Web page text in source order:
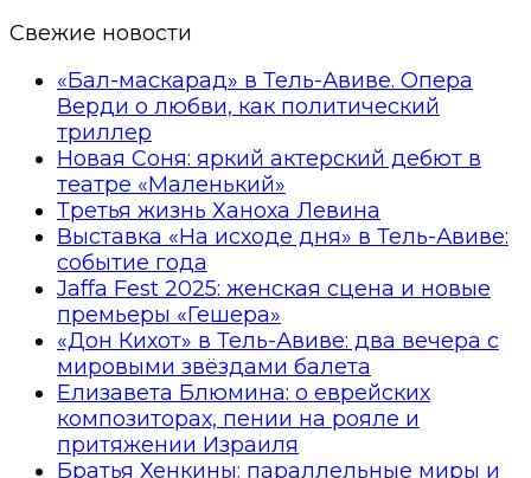
Свежие новости
«Бал-маскарад» в Тель-Авиве. Опера
Верди о любви, как политический
триллер
Новая Соня: яркий актерский дебют в
театре «Маленький»
Третья жизнь Ханоха Левина
Выставка «На исходе дня» в Тель-Авиве:
событие года
Jaffa Fest 2025: женская сцена и новые
премьеры «Гешера»
«Дон Кихот» в Тель-Авиве: два вечера с
мировыми звёздами балета
Елизавета Блюмина: о еврейских
композиторах, пении на рояле и
притяжении Израиля
Братья Хенкины: параллельные миры и